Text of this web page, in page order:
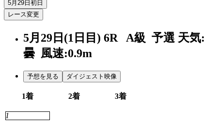
5月29日 初日
レース変更
5月29日(1日目) 6R A級 予選 天気:
曇 風速:0.9m
予想を見る ダイジェスト映像
1着 2着 3着
1